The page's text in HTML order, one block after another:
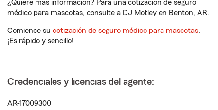
¿Quiere más información? Para una cotización de seguro
médico para mascotas, consulte a DJ Motley en Benton, AR.
Comience su cotización de seguro médico para mascotas.
¡Es rápido y sencillo!
Credenciales y licencias del agente:
AR-17009300